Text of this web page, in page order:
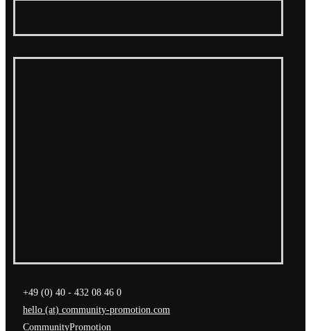
+49 (0) 40 - 432 08 46 0
hello (at) community-promotion.com
CommunityPromotion